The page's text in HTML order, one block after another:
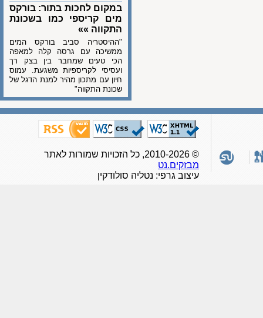
במקום לחכות בתור: בורקס
מים קריספי כמו בשכונת
התקווה »»
"ההיסטריה סביב בורקס המים
ממשיכה עם גרסה קלה למאפה
הכי טעים שמחבר בין בצק רך
ועסיסי לקריספיות משגעת. עמוס
חיון עם מתכון מהיר למנת הדגל של
שכונת התקווה"
מבזקים.נט
עיצוב גרפי: נטליה סולודקין